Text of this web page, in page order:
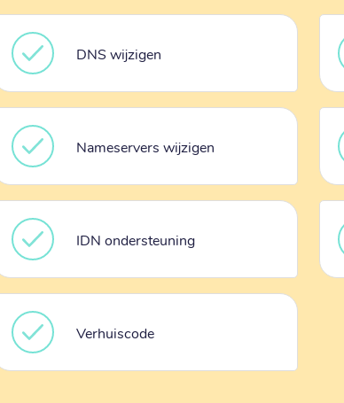
DNS wijzigen
Nameservers wijzigen
IDN ondersteuning
Verhuiscode